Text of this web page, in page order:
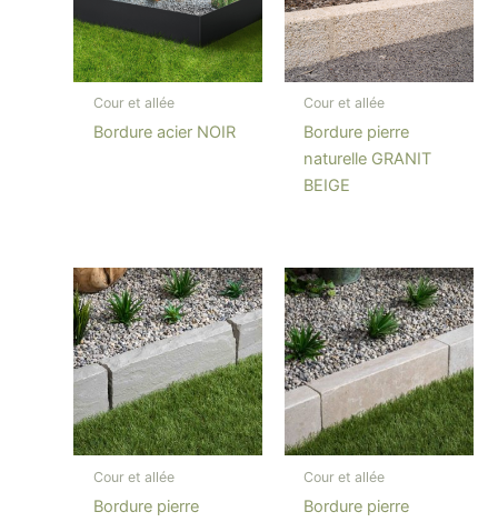
Cour et allée
Bordure acier NOIR
Cour et allée
Bordure pierre
naturelle GRANIT
BEIGE
Cour et allée
Bordure pierre
Cour et allée
Bordure pierre